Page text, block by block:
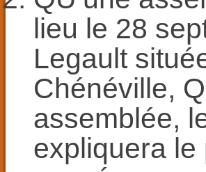
lieu le 28
Legault
Chénéville,
assemblée,
expliquera le